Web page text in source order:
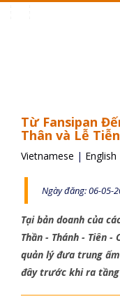
Từ Fansipan
Thân và Lễ
Vietnamese | English
Ngày đăng: 06-05-
Tại bản doanh của
Thần - Thánh - Tiên -
quản lý đưa trung
đây trước khi ra